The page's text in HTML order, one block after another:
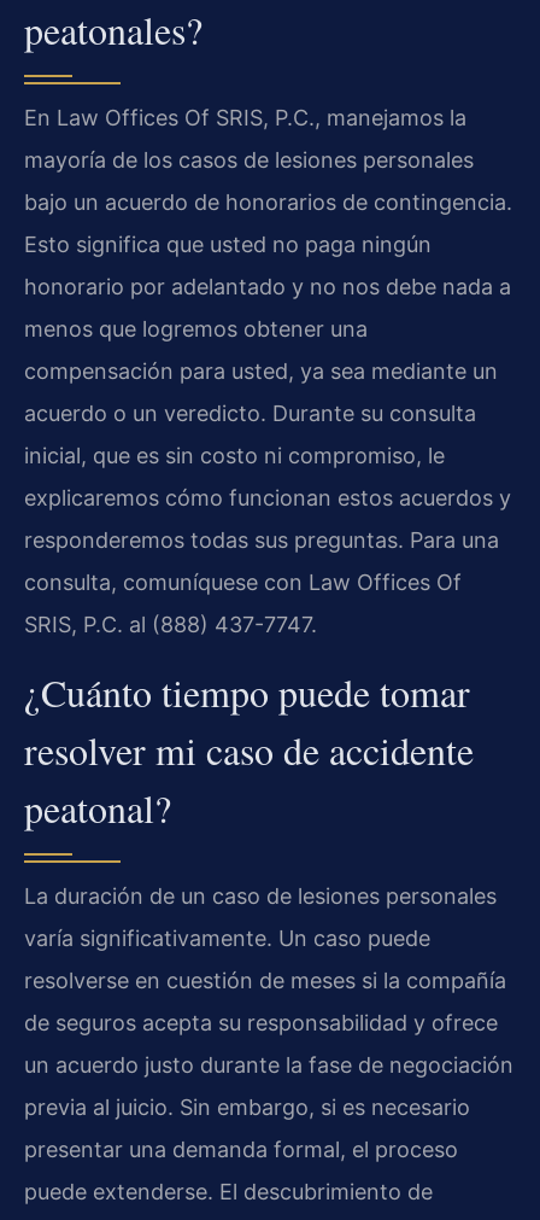
peatonales?
En Law Offices Of SRIS, P.C., manejamos la
mayoría de los casos de lesiones personales
bajo un acuerdo de honorarios de contingencia.
Esto significa que usted no paga ningún
honorario por adelantado y no nos debe nada a
menos que logremos obtener una
compensación para usted, ya sea mediante un
acuerdo o un veredicto. Durante su consulta
inicial, que es sin costo ni compromiso, le
explicaremos cómo funcionan estos acuerdos y
responderemos todas sus preguntas. Para una
consulta, comuníquese con Law Offices Of
SRIS, P.C. al (888) 437-7747.
¿Cuánto tiempo puede tomar
resolver mi caso de accidente
peatonal?
La duración de un caso de lesiones personales
varía significativamente. Un caso puede
resolverse en cuestión de meses si la compañía
de seguros acepta su responsabilidad y ofrece
un acuerdo justo durante la fase de negociación
previa al juicio. Sin embargo, si es necesario
presentar una demanda formal, el proceso
puede extenderse. El descubrimiento de